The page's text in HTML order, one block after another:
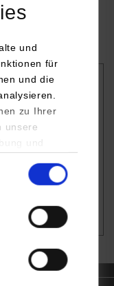
und
für
und die
zu Ihrer
unsere
und
bereitgestellt
Nutzung
Sie bitte
wird dann direkt
zuständigen
gerne per E-